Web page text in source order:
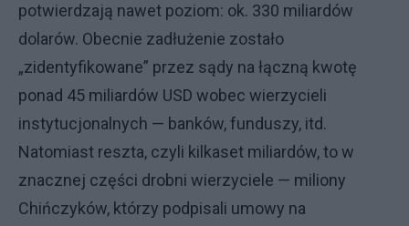
potwierdzają nawet poziom: ok. 330 miliardów
dolarów. Obecnie zadłużenie zostało
„zidentyfikowane” przez sądy na łączną kwotę
ponad 45 miliardów USD wobec wierzycieli
instytucjonalnych — banków, funduszy, itd.
Natomiast reszta, czyli kilkaset miliardów, to w
znacznej części drobni wierzyciele — miliony
Chińczyków, którzy podpisali umowy na